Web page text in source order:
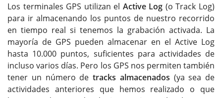
Los terminales GPS utilizan el Active Log (o Track Log)
para ir almacenando los puntos de nuestro recorrido
en tiempo real si tenemos la grabación activada. La
mayoría de GPS pueden almacenar en el Active Log
hasta 10.000 puntos, suficientes para actividades de
incluso varios días. Pero los GPS nos permiten también
tener un número de tracks almacenados (ya sea de
actividades anteriores que hemos realizado o que